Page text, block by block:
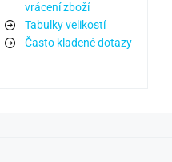
vrácení zboží
Tabulky velikostí
Často kladené dotazy